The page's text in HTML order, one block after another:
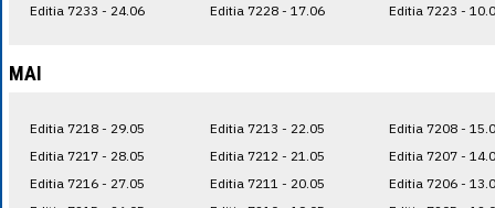
Editia 7233 - 24.06
Editia 7228 - 17.06
Editia 7223 -
MAI
Editia 7218 - 29.05
Editia 7217 - 28.05
Editia 7216 - 27.05
Editia 7213 - 22.05
Editia 7212 - 21.05
Editia 7211 - 20.05
Editia 7208 -
Editia 7207 -
Editia 7206 -